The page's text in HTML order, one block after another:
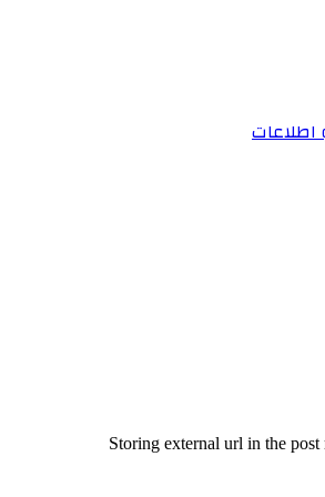
Storing external url in the post